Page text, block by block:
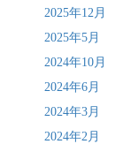
2025年12月
2025年5月
2024年10月
2024年6月
2024年3月
2024年2月